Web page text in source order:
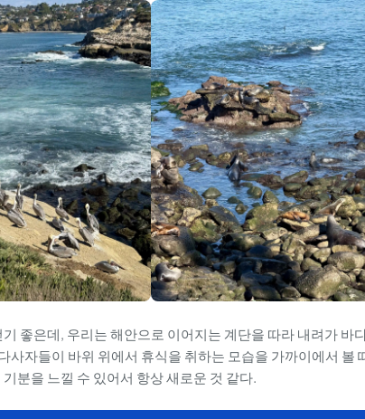
좋은데, 우리는 해안으로 이어지는 계단을 따라 내려가 바
사자들이 바위 위에서 휴식을 취하는 모습을 가까이에서 볼
분을 느낄 수 있어서 항상 새로운 것 같다.